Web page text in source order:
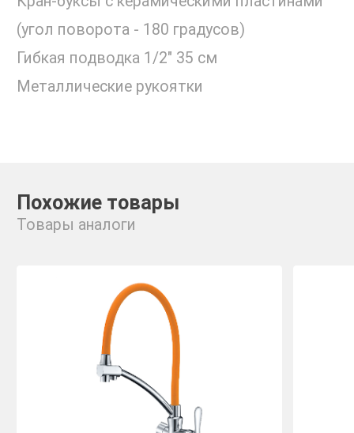
(угол поворота - 180 градусов)
Гибкая подводка 1/2" 35 см
Металлические рукоятки
Похожие товары
Товары аналоги